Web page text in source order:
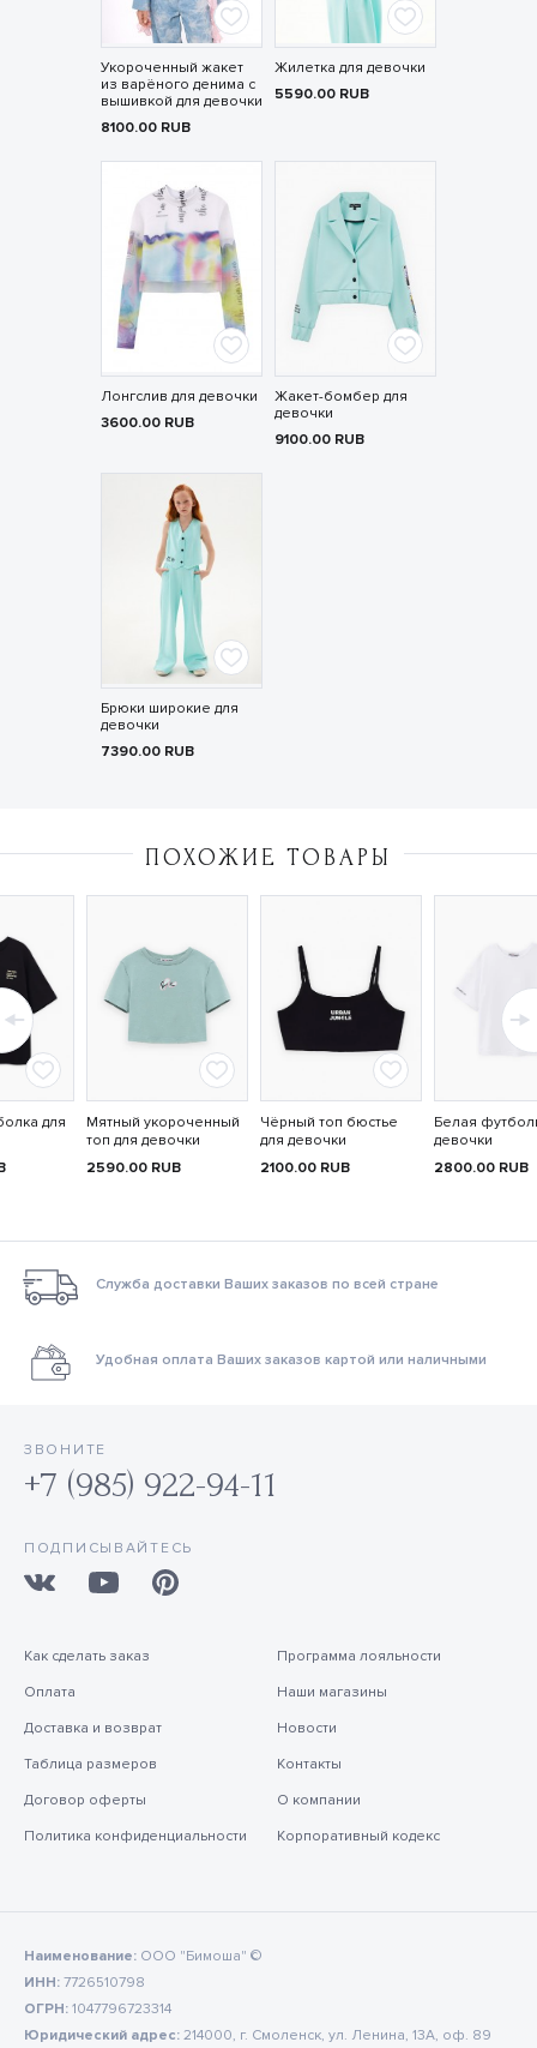
Укороченный жакет
из варёного денима с
вышивкой для девочки
8100.00 RUB
Жилетка для девочки
5590.00 RUB
Лонгслив для девочки
3600.00 RUB
Жакет-бомбер для
девочки
9100.00 RUB
Брюки широкие для
девочки
7390.00 RUB
ПОХОЖИЕ ТОВАРЫ
для
Мятный укороченный
топ для девочки
2590.00 RUB
Чёрный топ бюстье
для девочки
2100.00 RUB
Белая
девочки
2800.00 RUB
Служба доставки Ваших заказов по всей стране
Удобная оплата Ваших заказов картой или наличными
ЗВОНИТЕ
+7 (985) 922-94-11
ПОДПИСЫВАЙТЕСЬ
Как сделать заказ
Оплата
Доставка и возврат
Таблица размеров
Договор оферты
Политика конфиденциальности
Программа лояльности
Наши магазины
Новости
Контакты
О компании
Корпоративный кодекс
Наименование: ООО "Бимоша" ©
ИНН: 7726510798
ОГРН: 1047796723314
Юридический адрес: 214000, г. Смоленск, ул. Ленина, 13А, оф. 89